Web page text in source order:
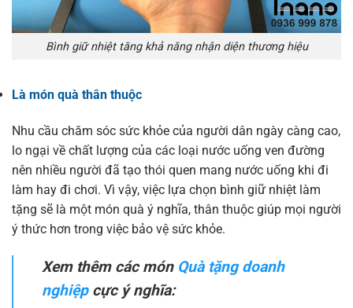
Bình giữ nhiệt tăng khả năng nhận diện thương hiệu
Là món quà thân thuộc
Nhu cầu chăm sóc sức khỏe của người dân ngày càng cao,
lo ngại về chất lượng của các loại nước uống ven đường
nên nhiều người đã tạo thói quen mang nước uống khi đi
làm hay đi chơi. Vì vậy, việc lựa chọn bình giữ nhiệt làm
tặng sẽ là một món quà ý nghĩa, thân thuộc giúp mọi người
ý thức hơn trong việc bảo vệ sức khỏe.
Xem thêm các món Quà tặng doanh
nghiệpcực ý nghĩa: